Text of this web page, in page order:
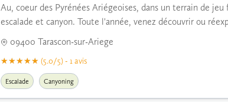
Au, coeur des Pyrénées Ariégeoises, dans un terrain de
escalade et canyon. Toute l'année, venez découvrir ou
09400 Tarascon-sur-Ariege
(5.0/5) - 1 avis
Escalade Canyoning